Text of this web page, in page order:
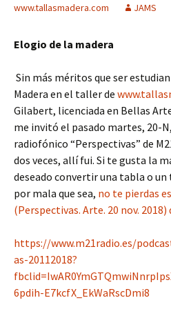
www.tallasmadera.com
JAMS
Elogio de la madera
Sin más méritos que ser
Madera en el taller de
Gilabert, licenciada en Bellas
me invitó el pasado martes, 20-
radiofónico “Perspectivas” de
dos veces, allí fui. Si te gusta la
deseado convertir una tabla o
por mala que sea, no te pierdas
(Perspectivas. Arte. 20 nov.
https://www.m21radio.es/
as-20112018?
6pdih-E7kcfX_EkWaRscDmi8